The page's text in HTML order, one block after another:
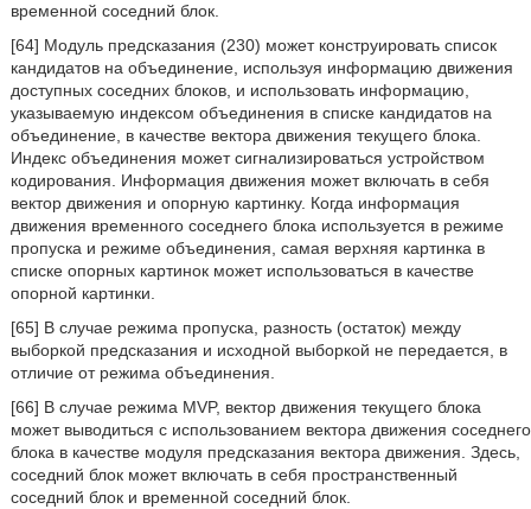
временной соседний блок.
[64] Модуль предсказания (230) может конструировать список
кандидатов на объединение, используя информацию движения
доступных соседних блоков, и использовать информацию,
указываемую индексом объединения в списке кандидатов на
объединение, в качестве вектора движения текущего блока.
Индекс объединения может сигнализироваться устройством
кодирования. Информация движения может включать в себя
вектор движения и опорную картинку. Когда информация
движения временного соседнего блока используется в режиме
пропуска и режиме объединения, самая верхняя картинка в
списке опорных картинок может использоваться в качестве
опорной картинки.
[65] В случае режима пропуска, разность (остаток) между
выборкой предсказания и исходной выборкой не передается, в
отличие от режима объединения.
[66] В случае режима MVP, вектор движения текущего блока
может выводиться с использованием вектора движения соседнего
блока в качестве модуля предсказания вектора движения. Здесь,
соседний блок может включать в себя пространственный
соседний блок и временной соседний блок.